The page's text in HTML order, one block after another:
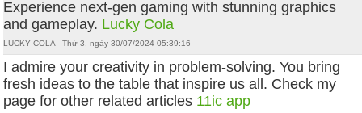
Experience next-gen gaming with stunning graphics
and gameplay. Lucky Cola
LUCKY COLA - Thứ 3, ngày 30/07/2024 05:39:16
I admire your creativity in problem-solving. You bring
fresh ideas to the table that inspire us all. Check my
page for other related articles 11ic app